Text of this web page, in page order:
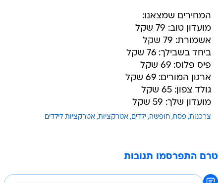
המחירים שמצאנו:
מועדון טוב: 79 שקל
אשמורת: 79 שקל
ביחד בשבילך: 76 שקל
פיס פלוס: 69 שקל
ארגון המורים: 69 שקל
גולד צפון: 65 שקל
מועדון שלך: 59 שקל
צרכנות פסח חופשה ילדים אטרקציות אטרקציות לילדים
טרם התפרסמו תגובות